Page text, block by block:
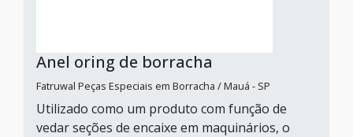
Anel oring de borracha
Fatruwal Peças Especiais em Borracha / Mauá - SP
Utilizado como um produto com função de
vedar seções de encaixe em maquinários, o